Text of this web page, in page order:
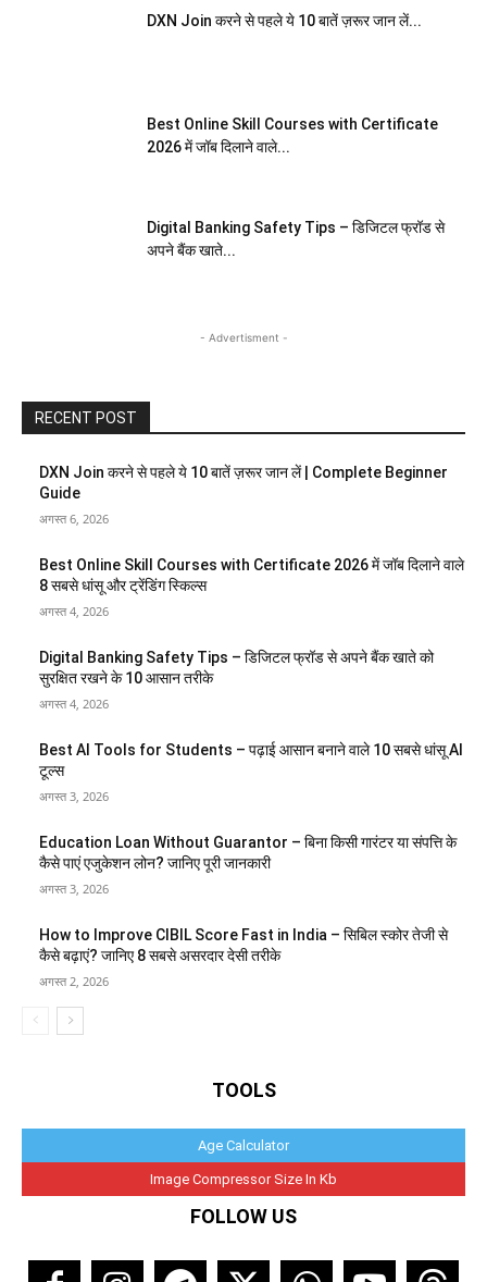
DXN Join करने से पहले ये 10 बातें ज़रूर जान लें...
Best Online Skill Courses with Certificate
2026 में जॉब दिलाने वाले...
Digital Banking Safety Tips – डिजिटल फ्रॉड से
अपने बैंक खाते...
- Advertisment -
RECENT POST
DXN Join करने से पहले ये 10 बातें ज़रूर जान लें | Complete Beginner
Guide
अगस्त 6, 2026
Best Online Skill Courses with Certificate 2026 में जॉब दिलाने वाले
8 सबसे धांसू और ट्रेंडिंग स्किल्स
अगस्त 4, 2026
Digital Banking Safety Tips – डिजिटल फ्रॉड से अपने बैंक खाते को
सुरक्षित रखने के 10 आसान तरीके
अगस्त 4, 2026
Best AI Tools for Students – पढ़ाई आसान बनाने वाले 10 सबसे धांसू AI
टूल्स
अगस्त 3, 2026
Education Loan Without Guarantor – बिना किसी गारंटर या संपत्ति के
कैसे पाएं एजुकेशन लोन? जानिए पूरी जानकारी
अगस्त 3, 2026
How to Improve CIBIL Score Fast in India – सिबिल स्कोर तेजी से
कैसे बढ़ाएं? जानिए 8 सबसे असरदार देसी तरीके
अगस्त 2, 2026
TOOLS
Age Calculator
Image Compressor Size In Kb
FOLLOW US